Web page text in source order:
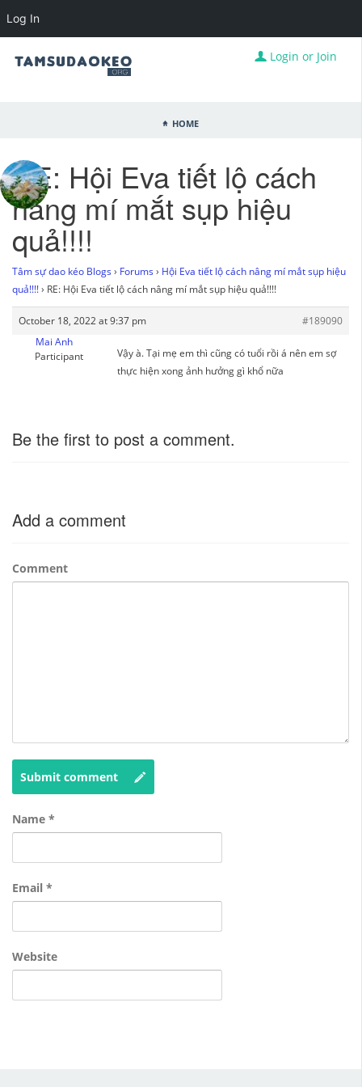
Login or Join
Home
RE: Hội Eva tiết lộ cách
nâng mí mắt sụp hiệu
quả!!!!
Tâm sự dao kéo Blogs › Forums › Hội Eva tiết lộ cách nâng mí mắt sụp hiệu
quả!!!!› RE: Hội Eva tiết lộ cách nâng mí mắt sụp hiệu quả!!!!
October 18, 2022 at 9:37 pm
#189090
Mai Anh
Participant
Vậy à. Tại mẹ em thì cũng có tuổi rồi á nên em sợ
thực hiện xong ảnh hưởng gì khổ nữa
Be the first to post a comment.
Add a comment
Comment
Submit comment
Name *
Email *
Website
Log In